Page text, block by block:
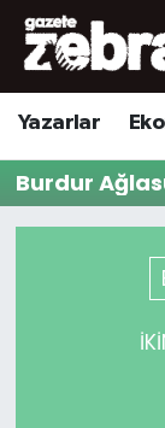
Yazarlar
Burdur
Yazarlar
Ekonomi
Kültür-
Nöbetçi
Hava
Trafik
Süper
Tüm